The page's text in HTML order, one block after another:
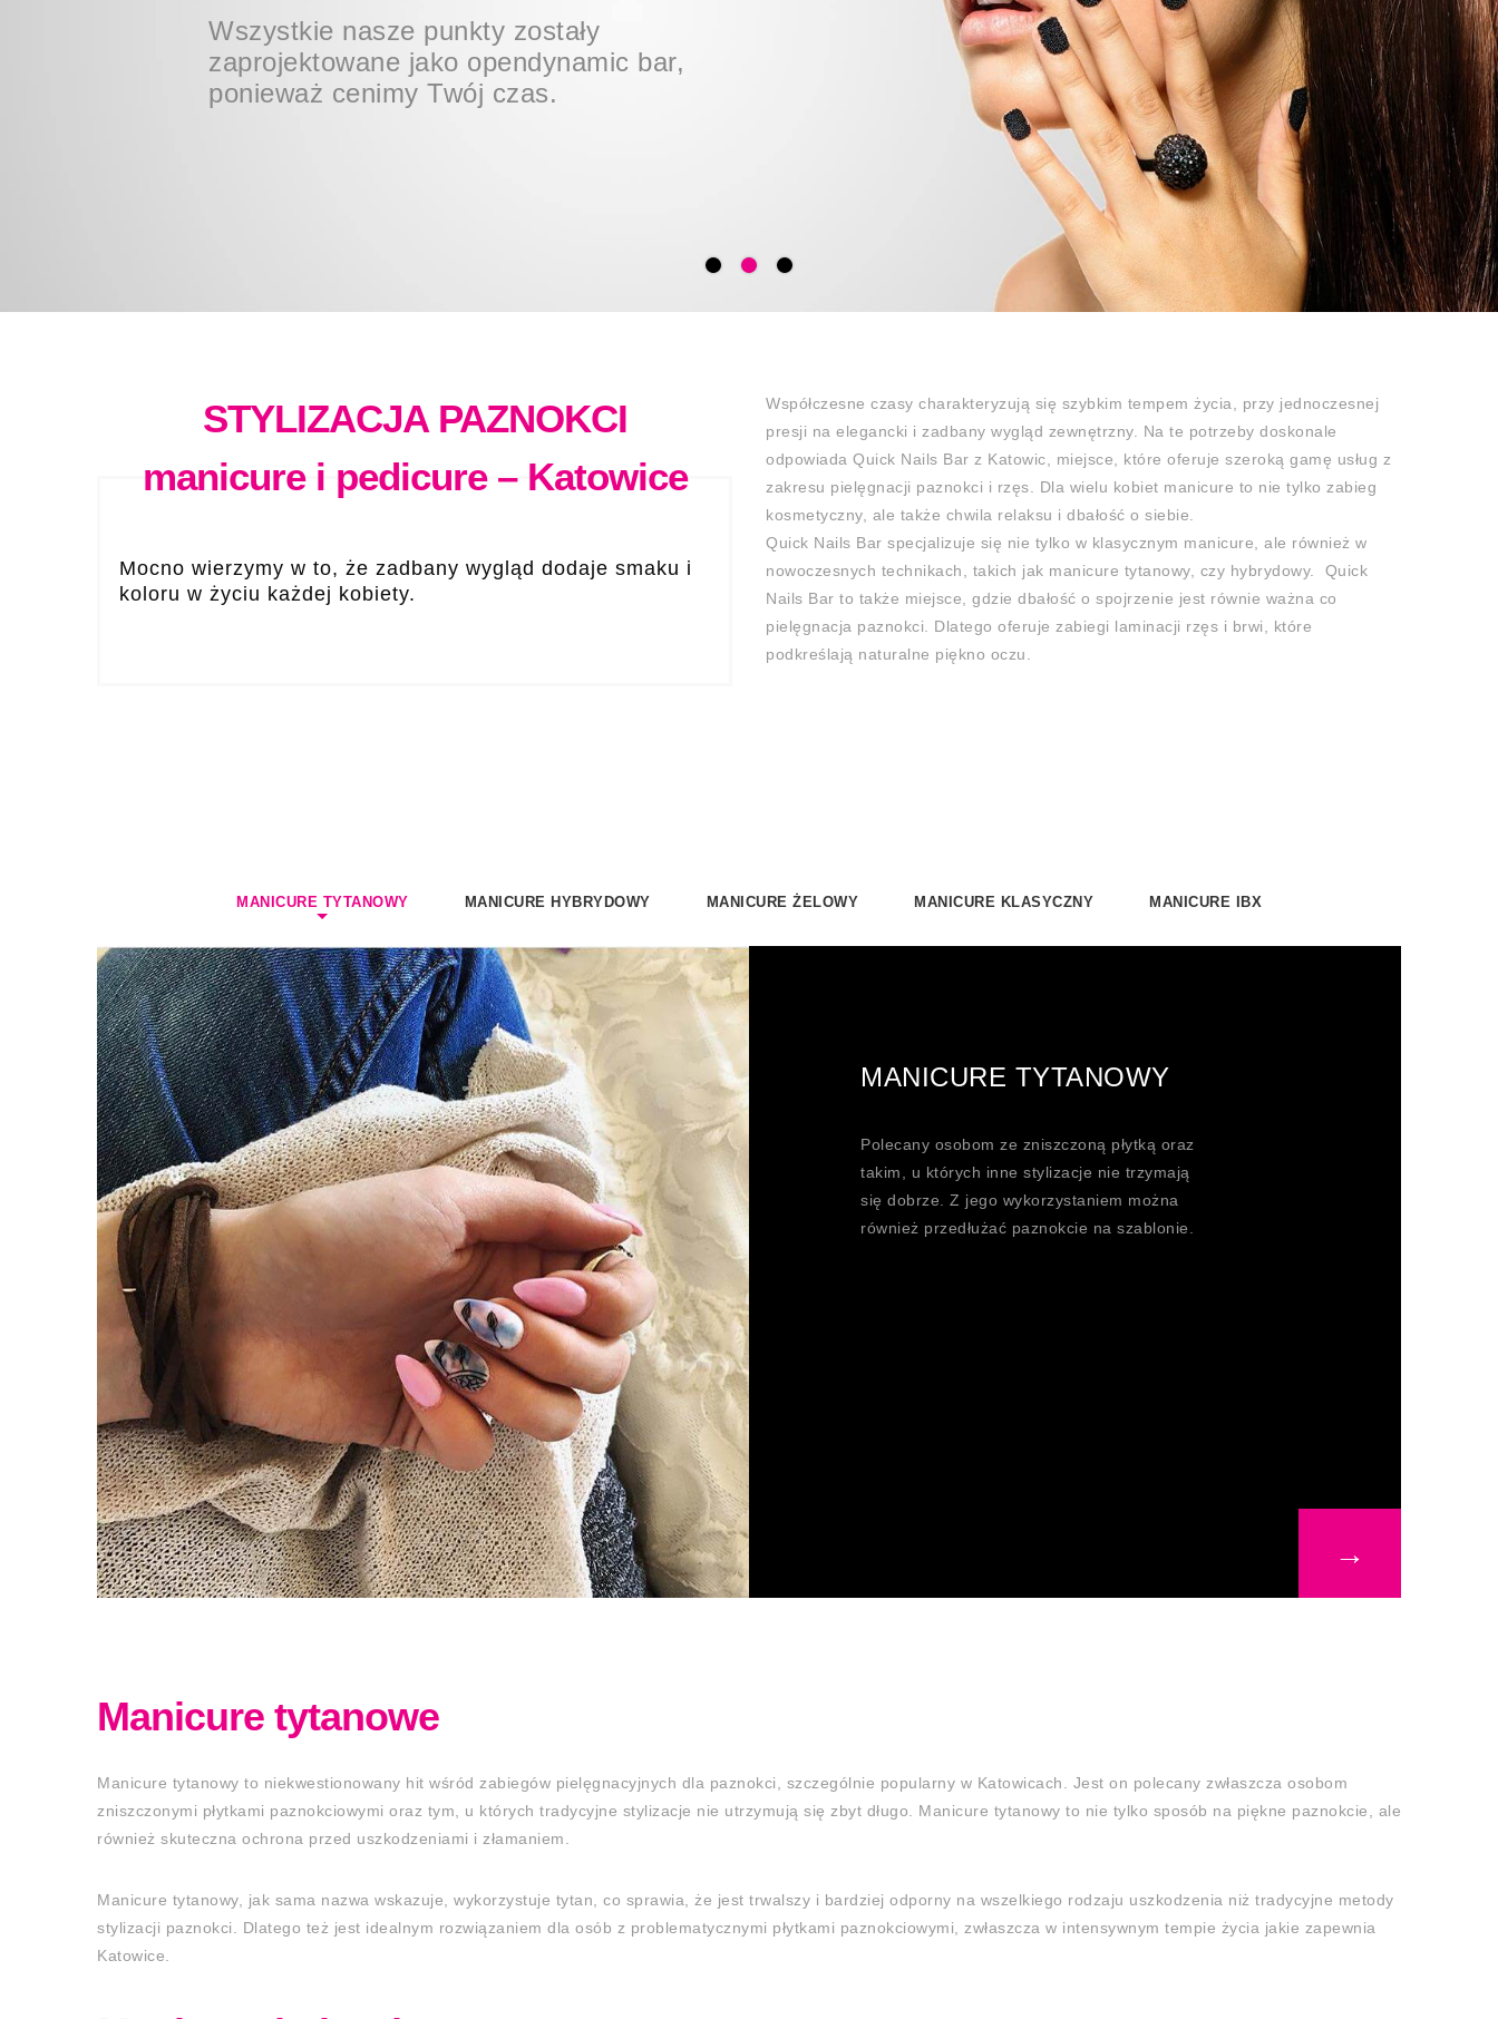
dodaje smaku i koloru w życiu każdej
kobiety.
Wszystkie nasze punkty zostały
zaprojektowane jako opendynamic bar,
ponieważ cenimy Twój czas.
Wszystkie narzędzia sterylizujemy w
profesjonalnym urządzeniu medycznym.
STYLIZACJA PAZNOKCI
manicure i pedicure – Katowice
Mocno wierzymy w to, że zadbany wygląd dodaje smaku i
koloru w życiu każdej kobiety.
Współczesne czasy charakteryzują się szybkim tempem życia, przy jednoczesnej
presji na elegancki i zadbany wygląd zewnętrzny. Na te potrzeby doskonale
odpowiada Quick Nails Bar z Katowic, miejsce, które oferuje szeroką gamę usług z
zakresu pielęgnacji paznokci i rzęs. Dla wielu kobiet manicure to nie tylko zabieg
kosmetyczny, ale także chwila relaksu i dbałość o siebie.
Quick Nails Bar specjalizuje się nie tylko w klasycznym manicure, ale również w
nowoczesnych technikach, takich jak manicure tytanowy, czy hybrydowy. Quick
Nails Bar to także miejsce, gdzie dbałość o spojrzenie jest równie ważna co
pielęgnacja paznokci. Dlatego oferuje zabiegi laminacji rzęs i brwi, które
podkreślają naturalne piękno oczu.
MANICURE TYTANOWY MANICURE HYBRYDOWY MANICURE ŻELOWY MANICURE KLASYCZNY MANICURE IBX
MANICURE TYTANOWY
Polecany osobom ze zniszczoną płytką oraz
takim, u których inne stylizacje nie trzymają
się dobrze. Z jego wykorzystaniem można
również przedłużać paznokcie na szablonie.
→
Manicure tytanowe
Manicure tytanowy to niekwestionowany hit wśród zabiegów pielęgnacyjnych dla paznokci, szczególnie popularny w Katowicach. Jest on polecany zwłaszcza osobom
zniszczonymi płytkami paznokciowymi oraz tym, u których tradycyjne stylizacje nie utrzymują się zbyt długo. Manicure tytanowy to nie tylko sposób na piękne paznokcie, ale
również skuteczna ochrona przed uszkodzeniami i złamaniem.
Manicure tytanowy, jak sama nazwa wskazuje, wykorzystuje tytan, co sprawia, że jest trwalszy i bardziej odporny na wszelkiego rodzaju uszkodzenia niż tradycyjne metody
stylizacji paznokci. Dlatego też jest idealnym rozwiązaniem dla osób z problematycznymi płytkami paznokciowymi, zwłaszcza w intensywnym tempie życia jakie zapewnia
Katowice.